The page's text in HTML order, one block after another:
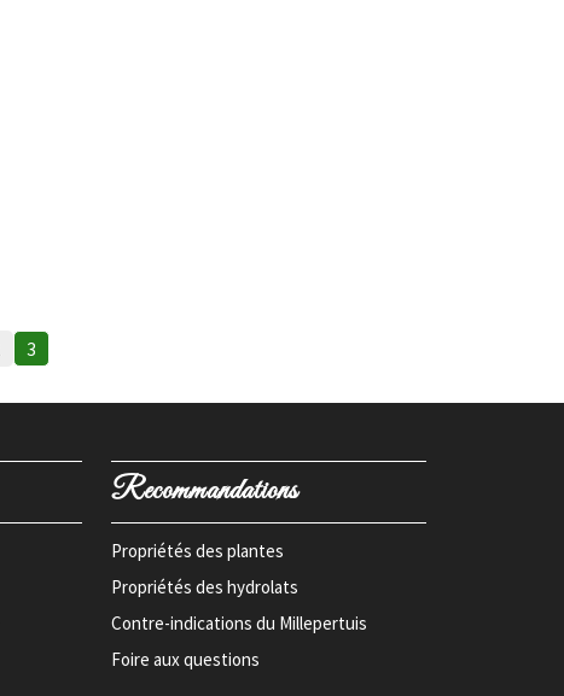
3
Recommandations
Propriétés des plantes
Propriétés des hydrolats
Contre-indications du Millepertuis
Foire aux questions